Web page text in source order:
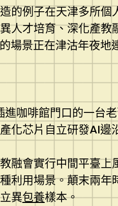
的例子在天津多所
人才培育、深化產教
場景正在津沽年夜地
咖啡館門口的一台
化芯片自立研發AI
融會實行中間平臺
利用場景。顛末兩
異包養樣本。